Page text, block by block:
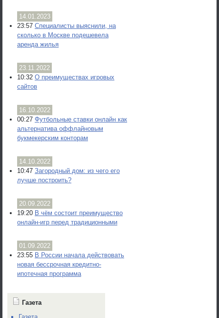
14.01.2023
23:57 Специалисты выяснили, на
сколько в Москве подешевела
аренда жилья
23.11.2022
10:32 О преимуществах игровых
сайтов
16.10.2022
00:27 Футбольные ставки онлайн как
альтернатива оффлайновым
букмекерским конторам
14.10.2022
10:47 Загородный дом: из чего его
лучше построить?
20.09.2022
19:20 В чём состоит преимущество
онлайн-игр перед традиционными
01.09.2022
23:55 В России начала действовать
новая бессрочная кредитно-
ипотечная программа
Газета